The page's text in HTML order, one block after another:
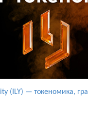
(ILY) — токеномика,